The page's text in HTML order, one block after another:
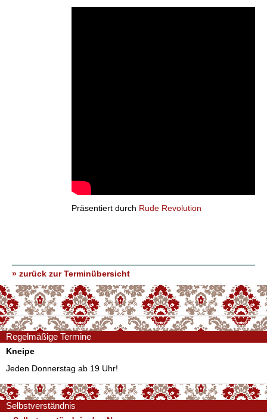
Präsentiert durch Rude Revolution
» zurück zur Terminübersicht
Regelmäßige Termine
Kneipe
Jeden Donnerstag ab 19 Uhr!
Selbstverständnis